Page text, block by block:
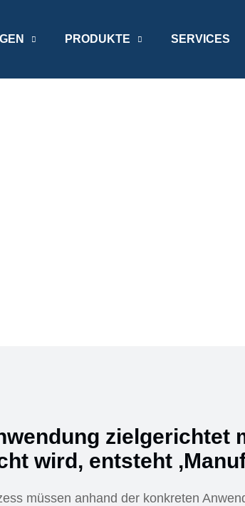
PRODUKTE SERVICES
zielgerichtet
wird, entsteht
müssen anhand der konkreten